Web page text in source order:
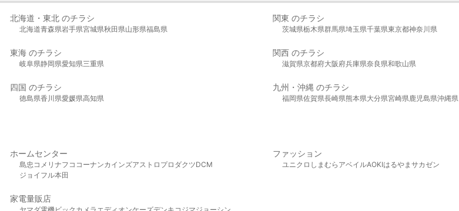
北海道・東北 のチラシ
北海道青森県岩手県宮城県秋田県山形県福島県
関東 のチラシ
茨城県栃木県群馬県埼玉県千葉県東京都神奈川県
東海 のチラシ
岐阜県静岡県愛知県三重県
関西 のチラシ
滋賀県京都府大阪府兵庫県奈良県和歌山県
四国 のチラシ
徳島県香川県愛媛県高知県
九州・沖縄 のチラシ
福岡県佐賀県長崎県熊本県大分県宮崎県鹿児島県沖縄県
ホームセンター
島忠 コメリ ナフコ コーナンカインズアストロプロダクツDCM
ジョイフル本田
ファッション
ユニクロ しまむら アベイルAOKIはるやま サカゼン
家電量販店